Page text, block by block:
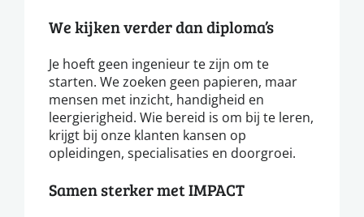
We kijken verder dan diploma’s
Je hoeft geen ingenieur te zijn om te
starten. We zoeken geen papieren, maar
mensen met inzicht, handigheid en
leergierigheid. Wie bereid is om bij te leren,
krijgt bij onze klanten kansen op
opleidingen, specialisaties en doorgroei.
Samen sterker met IMPACT